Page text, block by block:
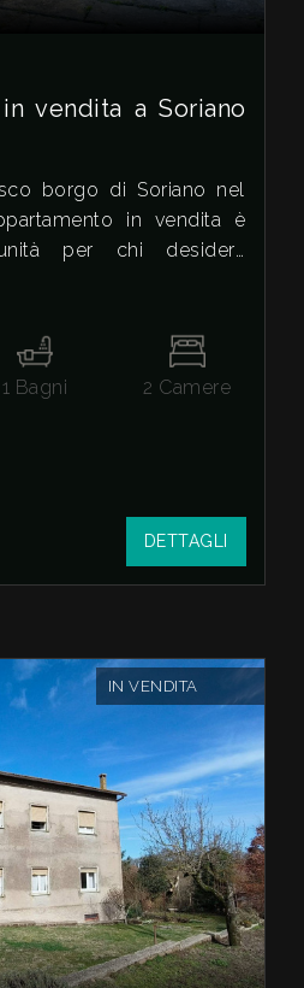
in vendita a Soriano
borgo di Soriano nel
in vendita è
per chi desidera
in una zona tranquilla e
dal centro del paese.
terra, si sviluppa su
camino, due camere da
è da ristrutturare, il
è possibile godere
pur essendo vicino a
del paese. In
in vendita a
è l'ideale per chi cerca
con un tocco di
1 Bagni 2 Camere
DETTAGLI
IN VENDITA